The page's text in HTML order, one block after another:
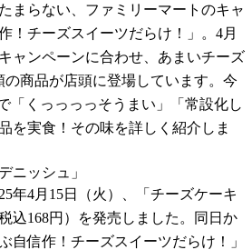
まらない、ファミリーマートのキャ
！チーズスイーツだらけ！」。4月
ャンペーンに合わせ、あまいチーズ
の商品が店頭に登場しています。今
「くっっっっそうまい」「常設化し
を実食！その味を詳しく紹介しま
ニッシュ」
年4月15日（火）、「チーズケーキ
込168円）を発売しました。同日か
自信作！チーズスイーツだらけ！」